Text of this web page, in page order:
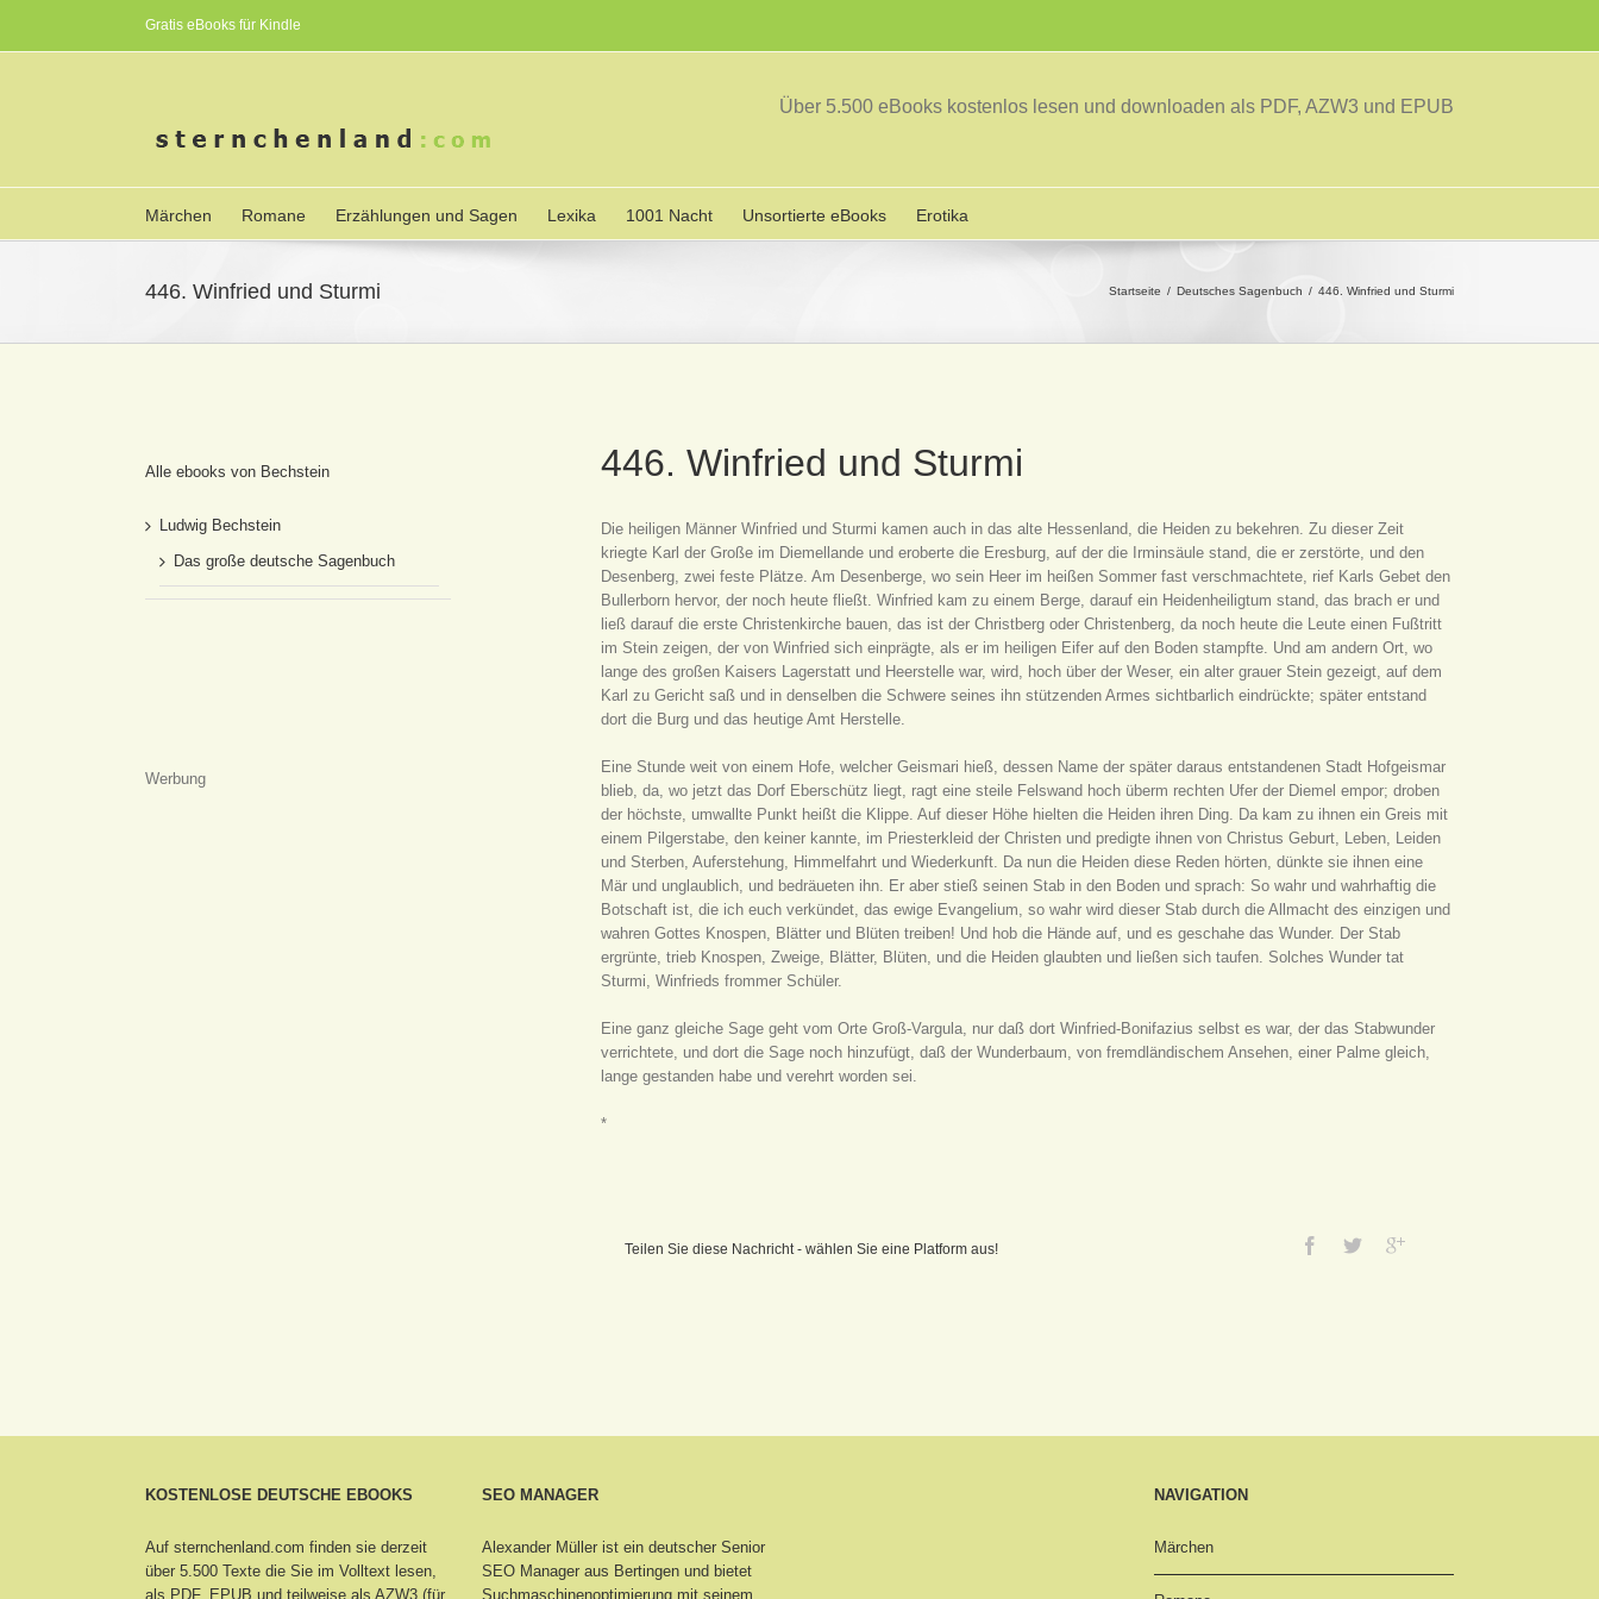
Gratis eBooks für Kindle
Über 5.500 eBooks kostenlos lesen und downloaden als PDF, AZW3 und EPUB
Märchen Romane Erzählungen und Sagen Lexika 1001 Nacht Unsortierte eBooks Erotika
446. Winfried und Sturmi Startseite Deutsches Sagenbuch 446. Winfried und Sturmi
446. Winfried und Sturmi
Die heiligen Männer Winfried und Sturmi kamen auch in das alte Hessenland, die Heiden zu bekehren. Zu dieser Zeit
kriegte Karl der Große im Diemellande und eroberte die Eresburg, auf der die Irminsäule stand, die er zerstörte, und den
Desenberg, zwei feste Plätze. Am Desenberge, wo sein Heer im heißen Sommer fast verschmachtete, rief Karls Gebet den
Bullerborn hervor, der noch heute fließt. Winfried kam zu einem Berge, darauf ein Heidenheiligtum stand, das brach er und
ließ darauf die erste Christenkirche bauen, das ist der Christberg oder Christenberg, da noch heute die Leute einen Fußtritt
im Stein zeigen, der von Winfried sich einprägte, als er im heiligen Eifer auf den Boden stampfte. Und am andern Ort, wo
lange des großen Kaisers Lagerstatt und Heerstelle war, wird, hoch über der Weser, ein alter grauer Stein gezeigt, auf dem
Karl zu Gericht saß und in denselben die Schwere seines ihn stützenden Armes sichtbarlich eindrückte; später entstand
dort die Burg und das heutige Amt Herstelle.
Eine Stunde weit von einem Hofe, welcher Geismari hieß, dessen Name der später daraus entstandenen Stadt Hofgeismar
blieb, da, wo jetzt das Dorf Eberschütz liegt, ragt eine steile Felswand hoch überm rechten Ufer der Diemel empor; droben
der höchste, umwallte Punkt heißt die Klippe. Auf dieser Höhe hielten die Heiden ihren Ding. Da kam zu ihnen ein Greis mit
einem Pilgerstabe, den keiner kannte, im Priesterkleid der Christen und predigte ihnen von Christus Geburt, Leben, Leiden
und Sterben, Auferstehung, Himmelfahrt und Wiederkunft. Da nun die Heiden diese Reden hörten, dünkte sie ihnen eine
Mär und unglaublich, und bedräueten ihn. Er aber stieß seinen Stab in den Boden und sprach: So wahr und wahrhaftig die
Botschaft ist, die ich euch verkündet, das ewige Evangelium, so wahr wird dieser Stab durch die Allmacht des einzigen und
wahren Gottes Knospen, Blätter und Blüten treiben! Und hob die Hände auf, und es geschahe das Wunder. Der Stab
ergrünte, trieb Knospen, Zweige, Blätter, Blüten, und die Heiden glaubten und ließen sich taufen. Solches Wunder tat
Sturmi, Winfrieds frommer Schüler.
Eine ganz gleiche Sage geht vom Orte Groß-Vargula, nur daß dort Winfried-Bonifazius selbst es war, der das Stabwunder
verrichtete, und dort die Sage noch hinzufügt, daß der Wunderbaum, von fremdländischem Ansehen, einer Palme gleich,
lange gestanden habe und verehrt worden sei.
*
Teilen Sie diese Nachricht - wählen Sie eine Platform aus!
Alle ebooks von Bechstein
Ludwig Bechstein
Das große deutsche Sagenbuch
Werbung
KOSTENLOSE DEUTSCHE EBOOKS
Auf sternchenland.com finden sie derzeit
über 5.500 Texte die Sie im Volltext lesen,
als PDF, EPUB und teilweise als AZW3 (für
SEO MANAGER
Alexander Müller ist ein deutscher Senior
SEO Manager aus Bertingenund bietet
Suchmaschinenoptimierung mit seinem
NAVIGATION
Märchen